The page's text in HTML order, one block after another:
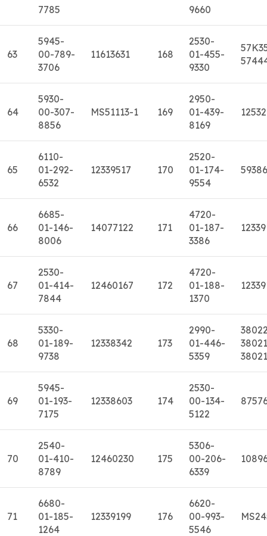
7785
9660
63
5945-
00-789-
3706
11613631 168
2530-
01-455-
9330
64
5930-
00-307-
8856
MS51113-1 169
2950-
01-439-
8169
65
6110-
01-292-
6532
12339517 170
2520-
01-174-
9554
66
6685-
01-146-
8006
14077122 171
4720-
01-187-
3386
67
2530-
01-414-
7844
12460167 172
4720-
01-188-
1370
68
5330-
01-189-
9738
12338342 173
2990-
01-446-
5359
69
5945-
01-193-
7175
12338603 174
2530-
00-134-
5122
70
2540-
01-410-
8789
12460230 175
5306-
00-206-
6339
71
6680-
01-185-
1264
12339199 176
6620-
00-993-
5546